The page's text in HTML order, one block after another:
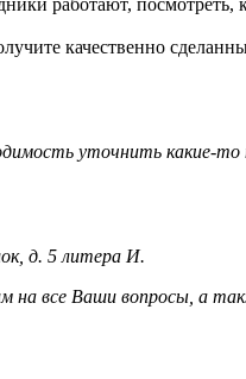
работают, посмотреть,
качественно
уточнить какие-
д. 5 литера И.
все Ваши вопросы, а